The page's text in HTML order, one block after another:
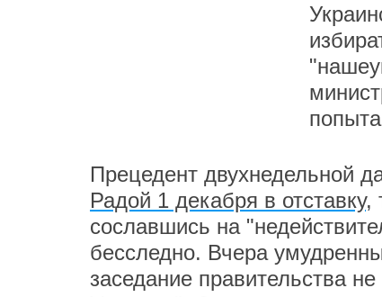
Прецедент двухнедельной
Радой 1 декабря в отставку,
сославшись на
бесследно. Вчера
заседание правительства